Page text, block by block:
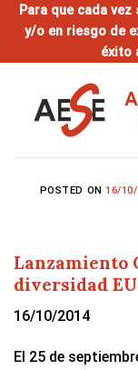
SaltarPara que cada
y/o en riesgo de
éxito
POSTED ON16/
Lanzamiento
diversidad
16/10/2014
El 25 de